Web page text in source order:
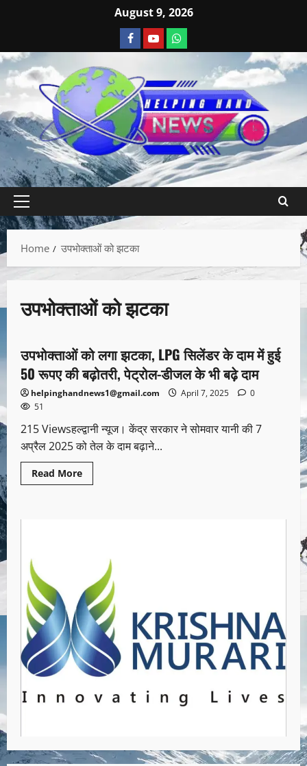
August 9, 2026
Home उपभोक्ताओं को झटका
उपभोक्ताओं को झटका
1 minute read
उत्तराखण्ड
उपभोक्ताओं को लगा झटका, LPG सिलेंडर के दाम में हुई
50 रूपए की बढ़ोतरी, पेट्रोल-डीजल के भी बढ़े दाम
helpinghandnews1@gmail.com April 7, 2025
0
51
215 Viewsहल्द्वानी न्यूज। केंद्र सरकार ने सोमवार यानी की 7
अप्रैल 2025 को तेल के दाम बढ़ाने...
Read More